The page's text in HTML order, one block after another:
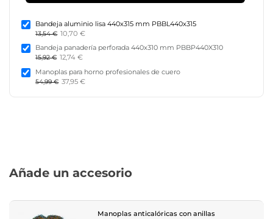
Bandeja aluminio lisa 440x315 mm PBBL440x315
13,54 € 10,70 €
Bandeja panadería perforada 440x310 mm PBBP440X310
15,92 € 12,74 €
Manoplas para horno profesionales de cuero
54,99 € 37,95 €
Añade un accesorio
Manoplas anticalóricas con anillas